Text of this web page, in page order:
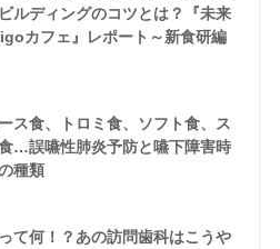
ルディングのコツとは？『未来
カフェ』レポート～新食研編
ス食、トロミ食、ソフト食、ス
…誤嚥性肺炎予防と嚥下障害時
種類
て何！？あの訪問歯科はこうや